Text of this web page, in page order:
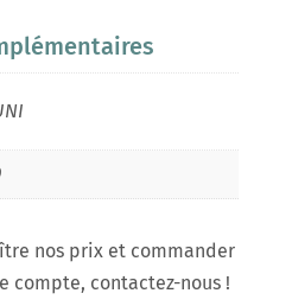
nos prix et commander
compte, contactez-nous !